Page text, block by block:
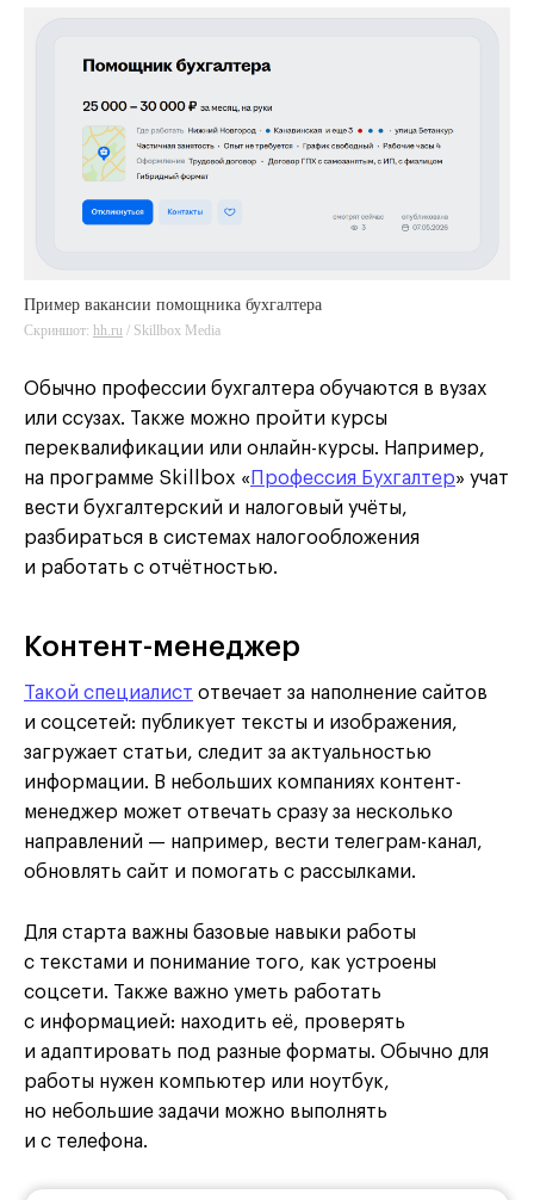
Пример вакансии помощника бухгалтера
Скриншот: hh.ru / Skillbox Media
hh.ru
Обычно профессии бухгалтера обучаются в вузах
или ссузах. Также можно пройти курсы
переквалификации или онлайн-курсы. Например,
на программе Skillbox « Профессия Бухгалтер» учат
вести бухгалтерский и налоговый учёты,
разбираться в системах налогообложения
и работать с отчётностью.
Контент-менеджер
Такой специалист отвечает за наполнение сайтов
и соцсетей: публикует тексты и изображения,
загружает статьи, следит за актуальностью
информации. В небольших компаниях контент-
менеджер может отвечать сразу за несколько
направлений — например, вести телеграм-канал,
обновлять сайт и помогать с рассылками.
Для старта важны базовые навыки работы
с текстами и понимание того, как устроены
соцсети. Также важно уметь работать
с информацией: находить её, проверять
и адаптировать под разные форматы. Обычно для
работы нужен компьютер или ноутбук,
но небольшие задачи можно выполнять
и с телефона.